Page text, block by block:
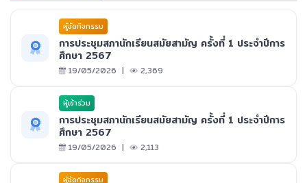
ผูัจัดกิจกรรม
การประชุมสภานักเรียนสมัยสามัญ ครั้งที่ 1 ประจำปีการ
ศึกษา 2567
19/05/2026 | 2,369
ผู้เข้าร่วม
การประชุมสภานักเรียนสมัยสามัญ ครั้งที่ 1 ประจำปีการ
ศึกษา 2567
19/05/2026 | 2,113
ผูัจัดกิจกรรม